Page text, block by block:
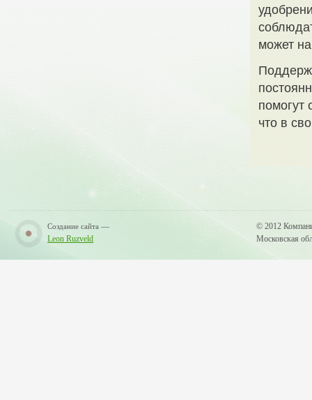
может
помогут
что в
Создание сайта —
Leon Ruzveld
© 2012
Московская